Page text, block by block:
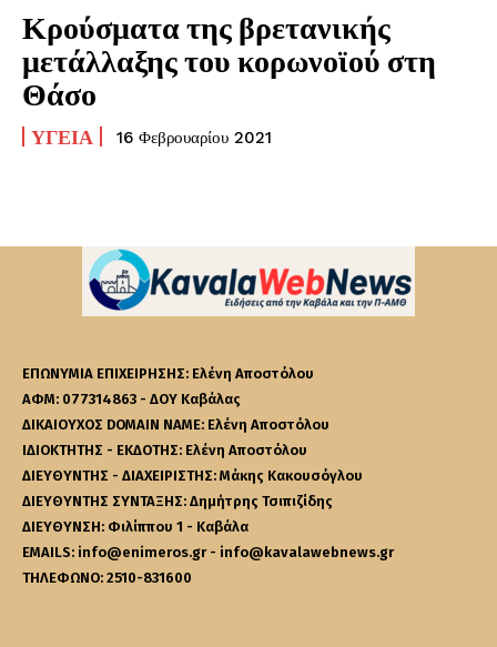
Κρούσματα της βρετανικής
μετάλλαξης του κορωνοϊού στη
Θάσο
ΥΓΕΊΑ 16 Φεβρουαρίου 2021
ΕΠΩΝΥΜΙΑ ΕΠΙΧΕΙΡΗΣΗΣ: Ελένη Αποστόλου
ΑΦΜ: 077314863 - ΔΟΥ Καβάλας
ΔΙΚΑΙΟΥΧΟΣ DOMAIN NAME: Ελένη Αποστόλου
ΙΔΙΟΚΤΗΤΗΣ - ΕΚΔΟΤΗΣ: Ελένη Αποστόλου
ΔΙΕΥΘΥΝΤΗΣ - ΔΙΑΧΕΙΡΙΣΤΗΣ: Μάκης Κακουσόγλου
ΔΙΕΥΘΥΝΤΗΣ ΣΥΝΤΑΞΗΣ: Δημήτρης Τσιπιζίδης
ΔΙΕΥΘΥΝΣΗ: Φιλίππου 1 - Καβάλα
EMAILS: info@enimeros.gr - info@kavalawebnews.gr
ΤΗΛΕΦΩΝΟ: 2510-831600